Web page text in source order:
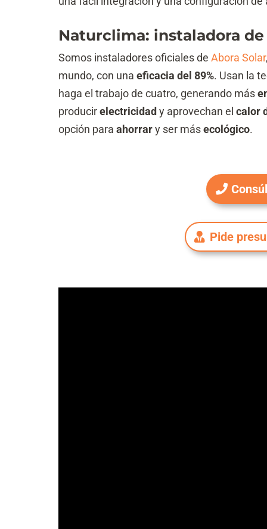
Naturclima: instaladora
Somos instaladores oficiales de Abora Solar
mundo, con una eficacia del 89%. Usan la
haga el trabajo de cuatro, generando más
producirelectricidady aprovechan el calor
opción para ahorrary ser másecológico.
Pide